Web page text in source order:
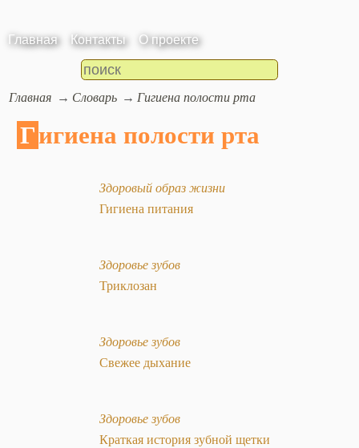
Главная Контакты О проекте
Главная Словарь Гигиена полости рта
Гигиена полости рта
Здоровый образ жизни
Гигиена питания
Здоровье зубов
Триклозан
Здоровье зубов
Свежее дыхание
Здоровье зубов
Краткая история зубной щетки